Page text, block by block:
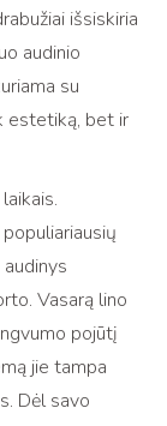
išsiskiria
audinio
su
estetiką, bet ir
Vasarą lino
pojūtį
jie tampa
Dėl savo